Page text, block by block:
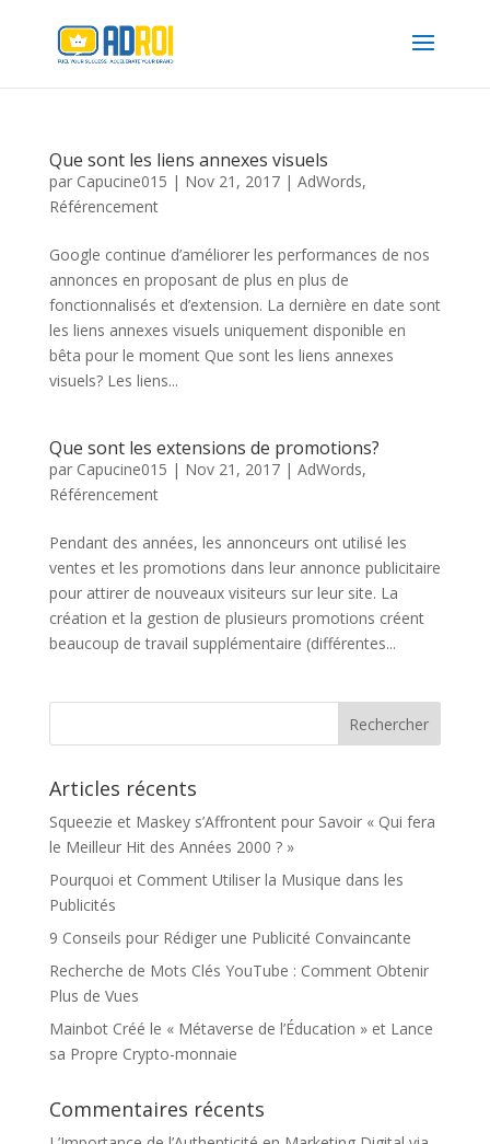
Que sont les liens annexes visuels
par Capucine015 | Nov 21, 2017| AdWords,
Référencement
Google continue d’améliorer les performances de nos
annonces en proposant de plus en plus de
fonctionnalisés et d’extension. La dernière en date sont
les liens annexes visuels uniquement disponible en
bêta pour le moment Que sont les liens annexes
visuels? Les liens...
Que sont les extensions de promotions?
par Capucine015 | Nov 21, 2017| AdWords,
Référencement
Pendant des années, les annonceurs ont utilisé les
ventes et les promotions dans leur annonce publicitaire
pour attirer de nouveaux visiteurs sur leur site. La
création et la gestion de plusieurs promotions créent
beaucoup de travail supplémentaire (différentes...
Articles récents
Squeezie et Maskey s’Affrontent pour Savoir « Qui fera
le Meilleur Hit des Années 2000 ? »
Pourquoi et Comment Utiliser la Musique dans les
Publicités
9 Conseils pour Rédiger une Publicité Convaincante
Recherche de Mots Clés YouTube : Comment Obtenir
Plus de Vues
Mainbot Créé le « Métaverse de l’Éducation » et Lance
sa Propre Crypto-monnaie
Commentaires récents